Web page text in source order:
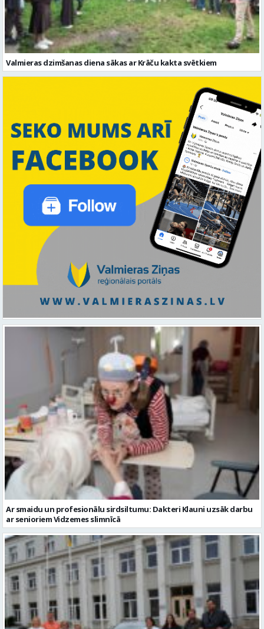
Ar smaidu un profesionālu sirdsiltumu: Dakteri Klauni uzsāk darbu
ar senioriem Vidzemes slimnīcā